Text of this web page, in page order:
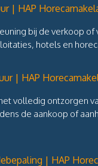
| HAP
bij de verkoop of
hotels en
| HAP
volledig ontzorgen
de aankoop of
| HAP